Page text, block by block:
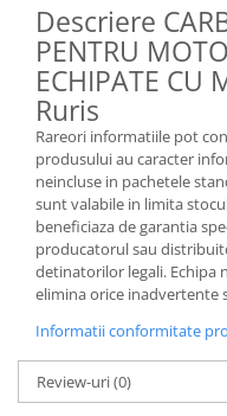
Descriere
PENTRU
ECHIPATE CU
Ruris
Rareori informatiile pot
produsului au caracter
neincluse in pachetele
sunt valabile in limita
beneficiaza de garantia
producatorul sau
detinatorilor legali. Echipa
elimina orice inadvertente
Informatii conformitate
Review-uri(0)